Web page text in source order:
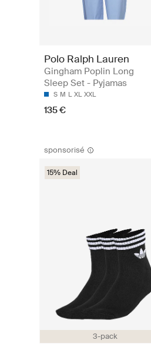
Polo Ralph Lauren
Gingham Poplin Long
Sleep Set - Pyjamas
S M L XL XXL
135 €
sponsorisé
3-pack
15% Deal